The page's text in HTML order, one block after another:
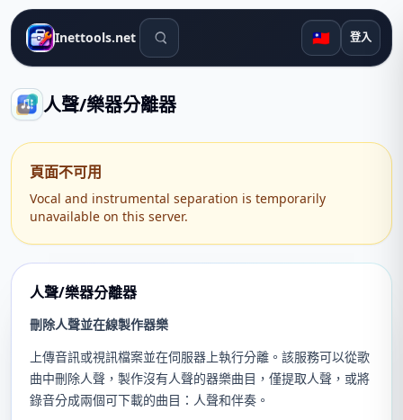
Inettools.net 搜尋工具 🇹🇼 登入
人聲/樂器分離器
頁面不可用
Vocal and instrumental separation is temporarily
unavailable on this server.
人聲/樂器分離器
刪除人聲並在線製作器樂
上傳音訊或視訊檔案並在伺服器上執行分離。該服務可以從歌
曲中刪除人聲，製作沒有人聲的器樂曲目，僅提取人聲，或將
錄音分成兩個可下載的曲目：人聲和伴奏。